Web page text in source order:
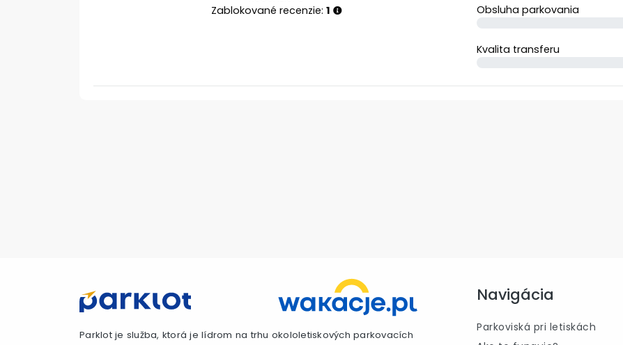
Zablokované recenzie: 1 Obsluha parkovania
Kvalita transferu
Parklot je služba, ktorá je lídrom na trhu okololetiskových parkovacích
Navigácia
Parkoviská pri letiskách